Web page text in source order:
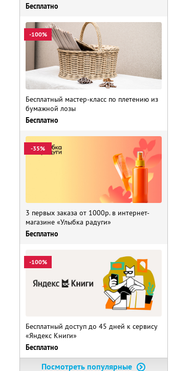
Бесплатно
-100%
Бесплатный мастер-класс по плетению из
бумажной лозы
Бесплатно
-35%
3 первых заказа от 1000р. в интернет-
магазине «Улыбка радуги»
Бесплатно
-100%
Бесплатный доступ до 45 дней к сервису
«Яндекс Книги»
Бесплатно
Посмотреть популярные